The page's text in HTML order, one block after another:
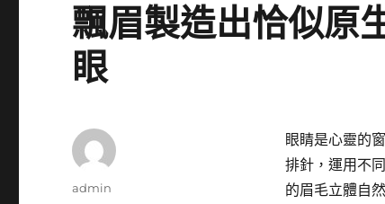
飄眉製造出恰似原
眼
眼睛是心靈的
排針，運用不
的眉毛立體自
作
admin